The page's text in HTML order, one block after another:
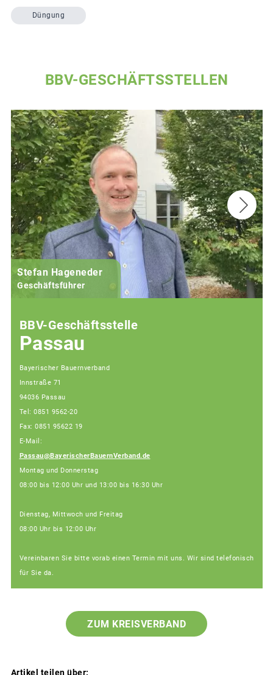
Düngung
BBV-GESCHÄFTSSTELLEN
Stefan Hageneder
Geschäftsführer
BBV-Geschäftsstelle
Passau
Bayerischer Bauernverband
Innstraße 71
94036 Passau
Tel: 0851 9562-20
Fax: 0851 95622 19
E-Mail:
Passau@BayerischerBauernVerband.de
Montag und Donnerstag
08:00 bis 12:00 Uhr und 13:00 bis 16:30 Uhr
Dienstag, Mittwoch und Freitag
08:00 Uhr bis 12:00 Uhr
Vereinbaren Sie bitte vorab einen Termin mit uns. Wir sind telefonisch
für Sie da.
ZUM KREISVERBAND
Artikel teilen über: